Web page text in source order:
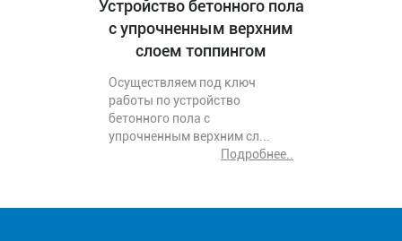
Устройство бетонного пола
с упрочненным верхним
слоем топпингом
Осуществляем под ключ
работы по устройство
бетонного пола с
упрочненным верхним сл...
Подробнее..